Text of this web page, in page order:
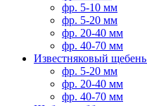
фр. 5-10 мм
фр. 5-20 мм
фр. 20-40 мм
фр. 40-70 мм
Известняковый щебень
фр. 5-20 мм
фр. 20-40 мм
фр. 40-70 мм